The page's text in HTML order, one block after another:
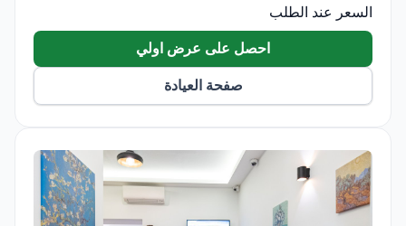
مجهزة بأنظمة الأشعة المقطعية (CT) والأشعة السينية
الرقمية.
يشارك الموظفون في تدريب مهني دولي.
السعر عند الطلب
احصل على عرض اولي
صفحة العيادة